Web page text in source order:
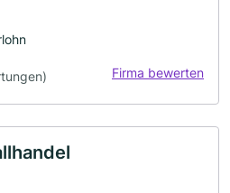
Firma bewerten